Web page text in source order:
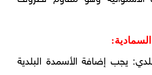
:
يجب إضافة الأسمدة البلدية